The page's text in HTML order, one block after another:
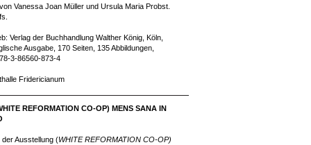
Vanessa Joan Müller und Ursula Maria Probst.
Verlag der Buchhandlung Walther König, Köln,
Ausgabe, 170 Seiten, 135 Abbildungen,
3-86560-873-4
Fridericianum
REFORMATION CO-OP) MENS SANA IN
Ausstellung (WHITE REFORMATION CO-OP)